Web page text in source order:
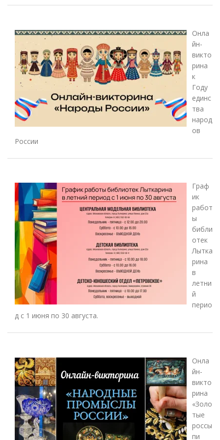
Онла
йн-
викто
рина
к
Году
единс
тва
народ
ов
России
Граф
ик
работ
ы
библи
отек
Лытка
рина
в
летни
й
перио
д с 1 июня по 30 августа.
Онла
йн-
викто
рина
«Золо
тые
россы
пи